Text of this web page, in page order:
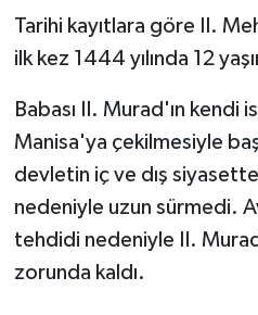
Tarihi kayıtlara göre II.
ilk kez 1444 yılında 12
Babası II. Murad'ın kendi
Manisa'ya çekilmesiyle
devletin iç ve dış siyasette
nedeniyle uzun sürmedi.
tehdidi nedeniyle II.
zorunda kaldı.